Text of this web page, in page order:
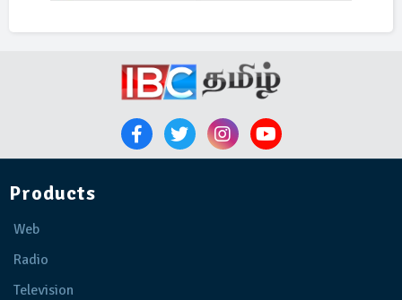
Products
Web
Radio
Television